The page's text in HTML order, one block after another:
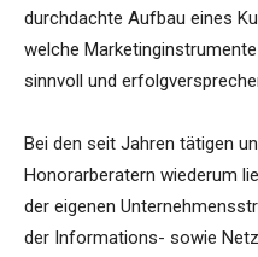
durchdachte Aufbau eines
welche
sinnvoll und
Bei den seit Jahren tätigen
Honorarberatern wiederum
der eigenen
der Informations- sowie